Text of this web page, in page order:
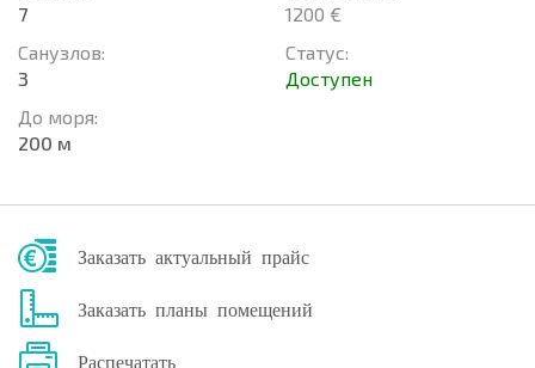
7
Санузлов:
3
До моря:
200 м
1200 €
Статус:
Доступен
Заказать актуальный прайс
Заказать планы помещений
Распечатать